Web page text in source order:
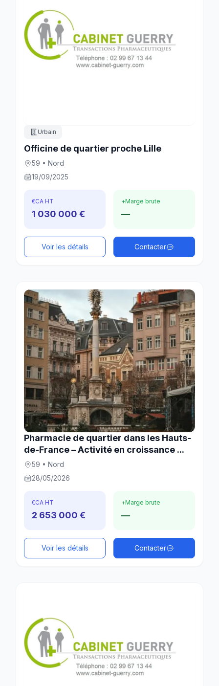
Urbain
Officine de quartier proche Lille
59 • Nord
19/09/2025
€CA HT
1 030 000 €
+Marge brute
—
Voir les détails Contacter
Pharmacie de quartier dans les Hauts-
de-France – Activité en croissance ...
59 • Nord
28/05/2026
€CA HT
2 653 000 €
+Marge brute
—
Voir les détails Contacter